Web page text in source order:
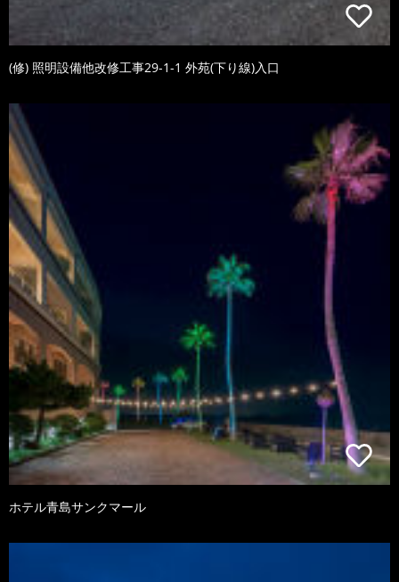
(修) 照明設備他改修工事29-1-1 外苑(下り線)入口
ホテル青島サンクマール